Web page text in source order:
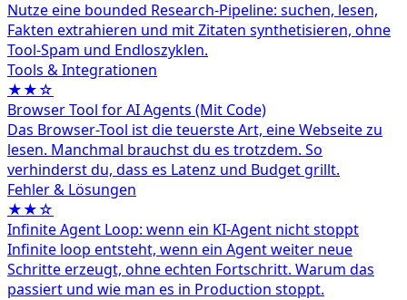
Nutze eine bounded Research-Pipeline: suchen, lesen,
Fakten extrahieren und mit Zitaten synthetisieren, ohne
Tool-Spam und Endloszyklen.
Tools & Integrationen
★★☆
Browser Tool for AI Agents (Mit Code)
Das Browser-Tool ist die teuerste Art, eine Webseite zu
lesen. Manchmal brauchst du es trotzdem. So
verhinderst du, dass es Latenz und Budget grillt.
Fehler & Lösungen
★★☆
Infinite Agent Loop: wenn ein KI-Agent nicht stoppt
Infinite loop entsteht, wenn ein Agent weiter neue
Schritte erzeugt, ohne echten Fortschritt. Warum das
passiert und wie man es in Production stoppt.